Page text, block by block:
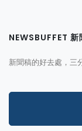
NEWSBUFFET
新聞稿的好去處，三